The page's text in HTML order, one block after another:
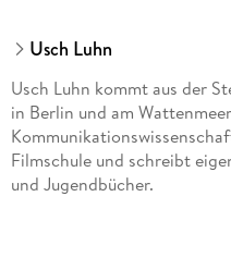
Usch Luhn
Usch Luhn kommt aus der
in Berlin und am
Filmschule und schreibt
und Jugendbücher.